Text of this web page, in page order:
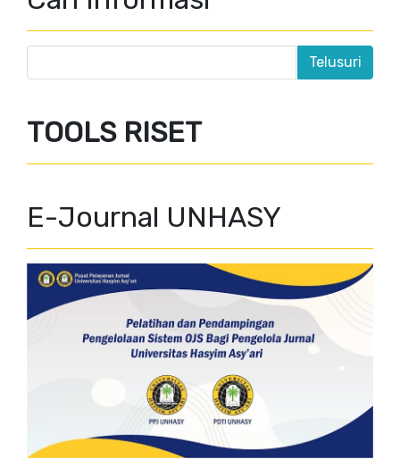
TOOLS RISET
E-Journal UNHASY